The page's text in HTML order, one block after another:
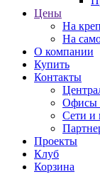
Цены
На
На
О компании
Купить
Контакты
Офисы
Сети и
Проекты
Клуб
Корзина